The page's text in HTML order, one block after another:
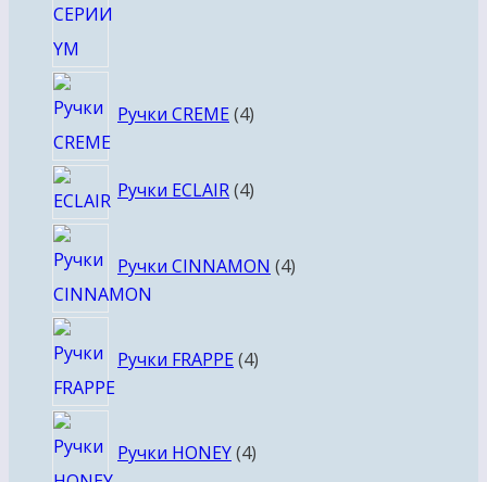
Ручки CREME 4товара
Ручки ECLAIR 44
Ручки CINNAMON 4товара
Ручки FRAPPE 4товара
Ручки HONEY 4товара